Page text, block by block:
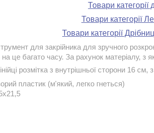
Товари
Товари категорії
Товари категорії
для закрійника для зручного
це багато часу. За рахунок матеріалу, з
розмітка з внутрішньої сторони 16
пластик (м'який, легко гнеться)